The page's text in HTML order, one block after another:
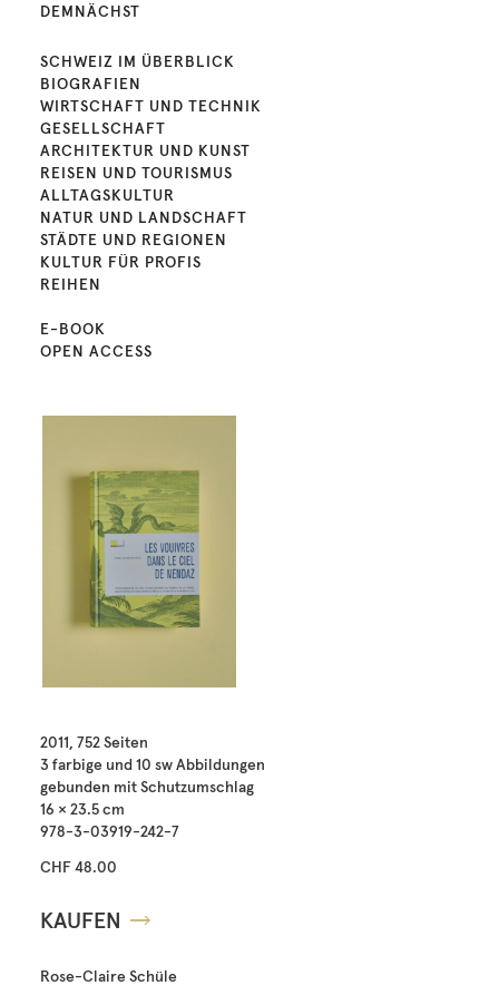
DEMNÄCHST
SCHWEIZ IM ÜBERBLICK
BIOGRAFIEN
WIRTSCHAFT UND TECHNIK
GESELLSCHAFT
ARCHITEKTUR UND KUNST
REISEN UND TOURISMUS
ALLTAGSKULTUR
NATUR UND LANDSCHAFT
STÄDTE UND REGIONEN
KULTUR FÜR PROFIS
REIHEN
E-BOOK
OPEN ACCESS
2011, 752 Seiten
3 farbige und 10 sw Abbildungen
gebunden mit Schutzumschlag
16 × 23.5 cm
978-3-03919-242-7
CHF 48.00
KAUFEN
Rose-Claire Schüle